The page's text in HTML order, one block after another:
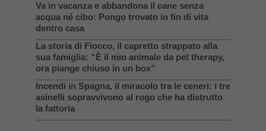
Va in vacanza e abbandona il cane senza
acqua né cibo: Pongo trovato in fin di vita
dentro casa
La storia di Fiocco, il capretto strappato alla
sua famiglia: “È il mio animale da pet therapy,
ora piange chiuso in un box”
Incendi in Spagna, il miracolo tra le ceneri: i tre
asinelli sopravvivono al rogo che ha distrutto
la fattoria